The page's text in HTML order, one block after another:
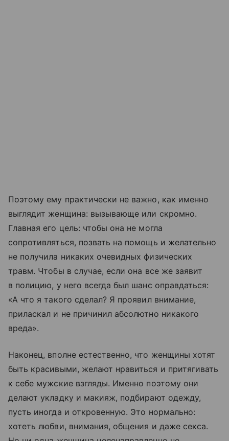
Поэтому ему практически не важно, как именно
выглядит женщина: вызывающе или скромно.
Главная его цель: чтобы она не могла
сопротивляться, позвать на помощь и желательно
не получила никаких очевидных физических
травм. Чтобы в случае, если она все же заявит
в полицию, у него всегда был шанс оправдаться:
«А что я такого сделал? Я проявил внимание,
приласкал и не причинил абсолютно никакого
вреда».
Наконец, вполне естественно, что женщины хотят
быть красивыми, желают нравиться и притягивать
к себе мужские взгляды. Именно поэтому они
делают укладку и макияж, подбирают одежду,
пусть иногда и откровенную. Это нормально:
хотеть любви, внимания, общения и даже секса.